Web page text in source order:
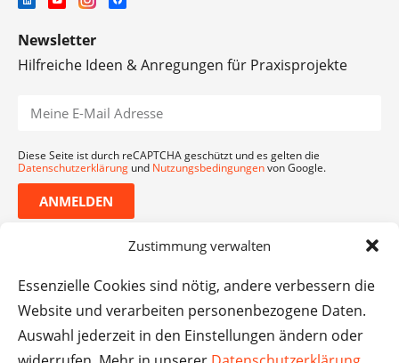
Zustimmung verwalten
Essenzielle Cookies sind nötig, andere verbessern die
Website und verarbeiten personenbezogene Daten.
Auswahl jederzeit in den Einstellungen ändern oder
Newsletter
Hilfreiche Ideen & Anregungen für Praxisprojekte
Diese Seite ist durch reCAPTCHA geschützt und es gelten die
Datenschutzerklärung und Nutzungsbedingungenvon Google.
ANMELDEN